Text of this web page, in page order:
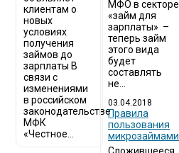
клиентам о
новых
условиях
получения
займов до
зарплаты В
связи с
изменениями
в российском
законодательстве
МФК
«Честное...
МФО в секторе
«займ для
зарплаты» –
теперь займ
этого вида
будет
составлять
не...
03.04.2018
​Правила
пользования
микрозаймами